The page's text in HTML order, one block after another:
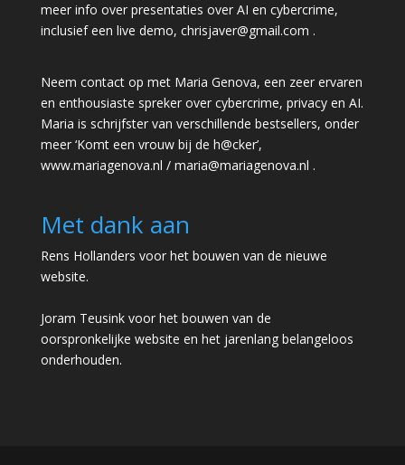
meer info over presentaties over AI en cybercrime,
inclusief een live demo, chrisjaver@gmail.com .
Neem contact op met Maria Genova, een zeer ervaren
en enthousiaste spreker over cybercrime, privacy en AI.
Maria is schrijfster van verschillende bestsellers, onder
meer ‘Komt een vrouw bij de h@cker’,
www.mariagenova.nl / maria@mariagenova.nl .
Met dank aan
Rens Hollanders voor het bouwen van de nieuwe
website.
Joram Teusink voor het bouwen van de
oorspronkelijke website en het jarenlang belangeloos
onderhouden.